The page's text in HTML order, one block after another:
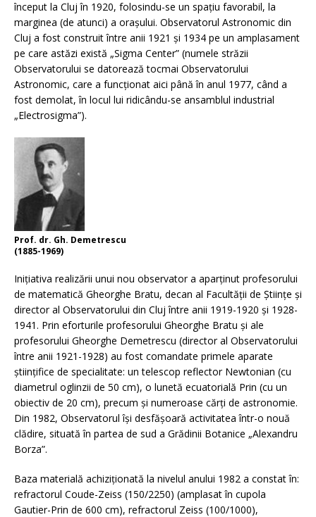
început la Cluj în 1920, folosindu-se un spaţiu favorabil, la
marginea (de atunci) a oraşului. Observatorul Astronomic din
Cluj a fost construit între anii 1921 şi 1934 pe un amplasament
pe care astăzi există „Sigma Center” (numele străzii
Observatorului se datorează tocmai Observatorului
Astronomic, care a funcţionat aici până în anul 1977, când a
fost demolat, în locul lui ridicându-se ansamblul industrial
„Electrosigma”).
Prof. dr. Gh. Demetrescu
(1885-1969)
Iniţiativa realizării unui nou observator a aparţinut profesorului
de matematică Gheorghe Bratu, decan al Facultăţii de Ştiinţe şi
director al Observatorului din Cluj între anii 1919-1920 şi 1928-
1941. Prin eforturile profesorului Gheorghe Bratu şi ale
profesorului Gheorghe Demetrescu (director al Observatorului
între anii 1921-1928) au fost comandate primele aparate
ştiinţifice de specialitate: un telescop reflector Newtonian (cu
diametrul oglinzii de 50 cm), o lunetă ecuatorială Prin (cu un
obiectiv de 20 cm), precum şi numeroase cărţi de astronomie.
Din 1982, Observatorul îşi desfăşoară activitatea într-o nouă
clădire, situată în partea de sud a Grădinii Botanice „Alexandru
Borza”.
Baza materială achiziţionată la nivelul anului 1982 a constat în:
refractorul Coude-Zeiss (150/2250) (amplasat în cupola
Gautier-Prin de 600 cm), refractorul Zeiss (100/1000),